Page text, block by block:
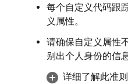
每个自定义代码跟
义属性。
请确保自定义属性
别出个人身份的信息
详细了解此准则